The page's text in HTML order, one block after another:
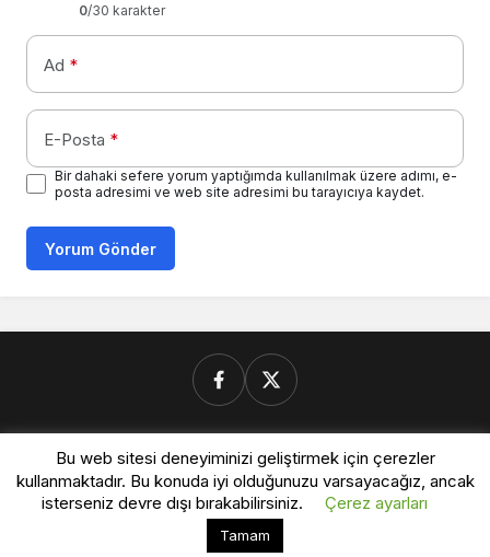
0/30 karakter
Ad *
E-Posta *
Bir dahaki sefere yorum yaptığımda kullanılmak üzere adımı, e-
posta adresimi ve web site adresimi bu tarayıcıya kaydet.
Yorum Gönder
Bu web sitesinde en iyi deneyimi yaşamanızı sağlamak
için çerezler kullanılmaktadır.
Donanimforum.com
© Telif Hakkı 2026, Tüm Hakları Saklıdır.
Bu web sitesi deneyiminizi geliştirmek için çerezler
kullanmaktadır. Bu konuda iyi olduğunuzu varsayacağız, ancak
isterseniz devre dışı bırakabilirsiniz.
Çerez ayarları
Tamam